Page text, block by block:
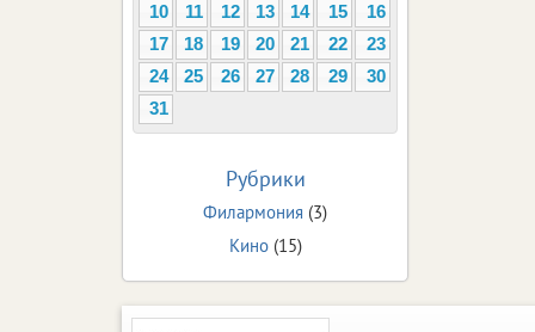
10
11 12 13 14 15
16
17
18 19 20 21 22
23
24
25 26 27 28 29
30
31
Рубрики
Филармония (3)
Кино(15)